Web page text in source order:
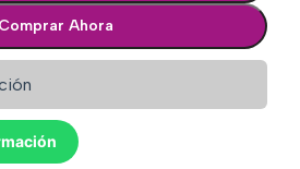
Comprar Ahora